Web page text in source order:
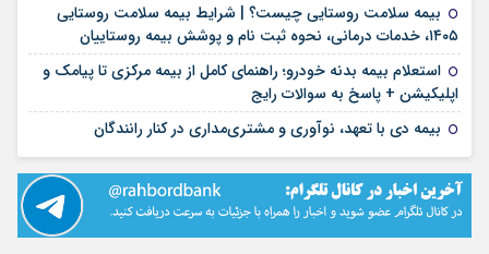
بیمه سلامت روستایی چیست؟ | شرایط بیمه سلامت روستایی
۱۴۰۵، خدمات درمانی، نحوه ثبت نام و پوشش بیمه روستاییان
استعلام بیمه بدنه خودرو؛ راهنمای کامل از بیمه مرکزی تا پیامک و
اپلیکیشن + پاسخ به سوالات رایج
بیمه دی با تعهد، نوآوری و مشتری‌مداری در کنار رانندگان